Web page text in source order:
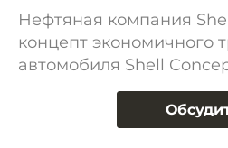
Нефтяная компания
концепт экономичного
автомобиля Shell